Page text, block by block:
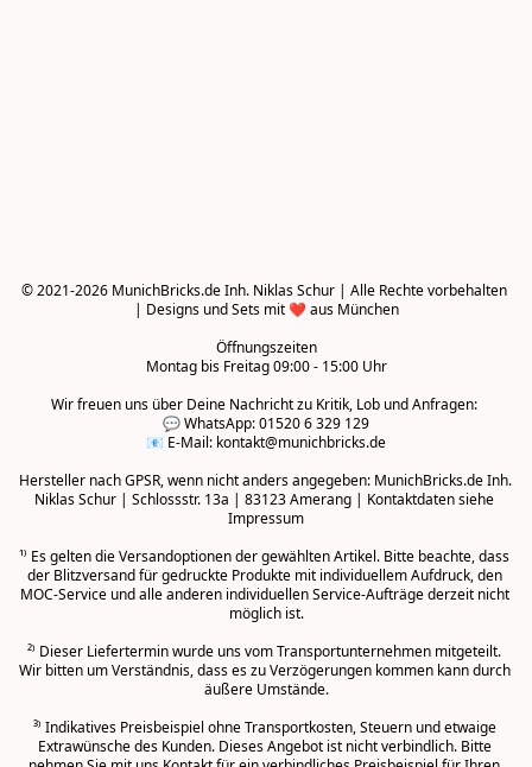
© 2021-2026 MunichBricks.de Inh. Niklas Schur | Alle Rechte vorbehalten
| Designs und Sets mit ❤️ aus München
Öffnungszeiten
Montag bis Freitag 09:00 - 15:00 Uhr
Wir freuen uns über Deine Nachricht zu Kritik, Lob und Anfragen:
💬 WhatsApp: 01520 6 329 129
📧 E-Mail: kontakt@munichbricks.de
Hersteller nach GPSR, wenn nicht anders angegeben: MunichBricks.de Inh.
Niklas Schur | Schlossstr. 13a | 83123 Amerang | Kontaktdaten siehe
Impressum
¹⁾ Es gelten die Versandoptionen der gewählten Artikel. Bitte beachte, dass
der Blitzversand für gedruckte Produkte mit individuellem Aufdruck, den
MOC-Service und alle anderen individuellen Service-Aufträge derzeit nicht
möglich ist.
²⁾ Dieser Liefertermin wurde uns vom Transportunternehmen mitgeteilt.
Wir bitten um Verständnis, dass es zu Verzögerungen kommen kann durch
äußere Umstände.
³⁾ Indikatives Preisbeispiel ohne Transportkosten, Steuern und etwaige
Extrawünsche des Kunden. Dieses Angebot ist nicht verbindlich. Bitte